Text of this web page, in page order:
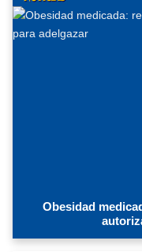
Obesidad